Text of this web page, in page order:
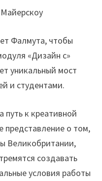
Фалмута, чтобы
«Дизайн с»
уникальный мост
и студентами.
путь к креативной
представление о том,
Великобритании,
создавать
условия работы